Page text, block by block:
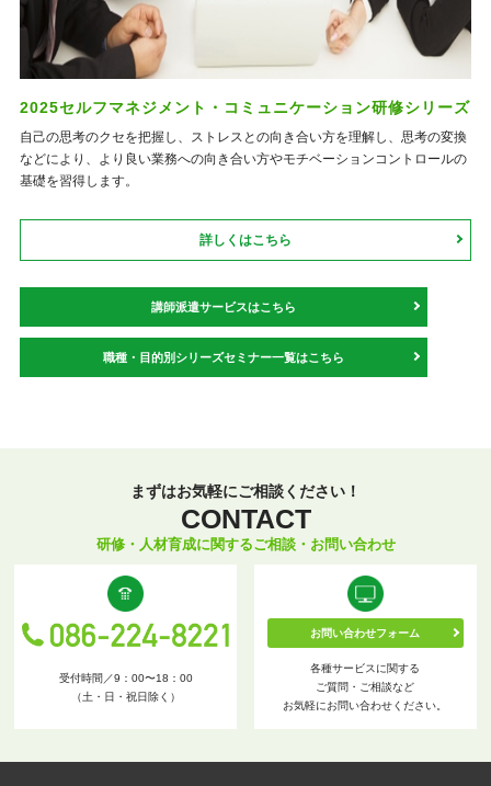
2025セルフマネジメント・コミュニケーション研修シリーズ
自己の思考のクセを把握し、ストレスとの向き合い方を理解し、思考の変換
などにより、より良い業務への向き合い方やモチベーションコントロールの
基礎を習得します。
詳しくはこちら
講師派遣サービスはこちら
職種・目的別シリーズセミナー一覧はこちら
まずはお気軽にご相談ください！
CONTACT
研修・人材育成に関するご相談・お問い合わせ
受付時間／9：00〜18：00
（土・日・祝日除く）
お問い合わせフォーム
各種サービスに関する
ご質問・ご相談など
お気軽にお問い合わせください。